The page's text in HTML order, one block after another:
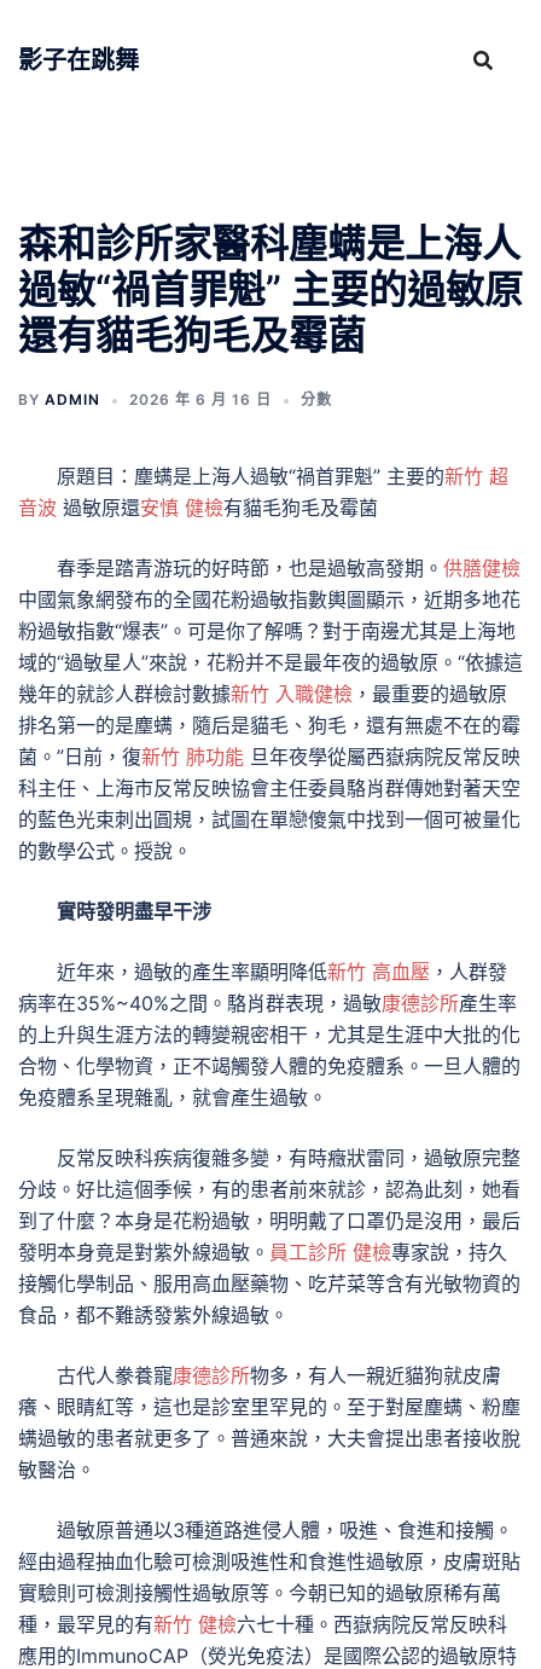
影子在跳舞
森和診所家醫科塵螨是上海人
過敏“禍首罪魁” 主要的過敏原
還有貓毛狗毛及霉菌
BY ADMIN 2026 年 6 月 16 日 分數
原題目：塵螨是上海人過敏“禍首罪魁” 主要的新竹 超
音波 過敏原還安慎 健檢有貓毛狗毛及霉菌
春季是踏青游玩的好時節，也是過敏高發期。 供膳健檢
中國氣象網發布的全國花粉過敏指數輿圖顯示，近期多地花
粉過敏指數“爆表”。可是你了解嗎？對于南邊尤其是上海地
域的“過敏星人”來說，花粉并不是最年夜的過敏原。“依據這
幾年的就診人群檢討數據新竹 入職健檢 ，最重要的過敏原
排名第一的是塵螨，隨后是貓毛、狗毛，還有無處不在的霉
菌。”日前，復新竹 肺功能 旦年夜學從屬西嶽病院反常反映
科主任、上海市反常反映協會主任委員駱肖群傳她對著天空
的藍色光束刺出圓規，試圖在單戀傻氣中找到一個可被量化
的數學公式。授說。
實時發明盡早干涉
近年來，過敏的產生率顯明降低新竹 高血壓 ，人群發
病率在35%~40%之間。駱肖群表現，過敏康德診所產生率
的上升與生涯方法的轉變親密相干，尤其是生涯中大批的化
合物、化學物資，正不竭觸發人體的免疫體系。一旦人體的
免疫體系呈現雜亂，就會產生過敏。
反常反映科疾病復雜多變，有時癥狀雷同，過敏原完整
分歧。好比這個季候，有的患者前來就診，認為此刻，她看
到了什麼？本身是花粉過敏，明明戴了口罩仍是沒用，最后
發明本身竟是對紫外線過敏。 員工診所 健檢專家說，持久
接觸化學制品、服用高血壓藥物、吃芹菜等含有光敏物資的
食品，都不難誘發紫外線過敏。
古代人豢養寵康德診所物多，有人一親近貓狗就皮膚
癢、眼睛紅等，這也是診室里罕見的。至于對屋塵螨、粉塵
螨過敏的患者就更多了。普通來說，大夫會提出患者接收脫
敏醫治。
過敏原普通以3種道路進侵人體，吸進、食進和接觸。
經由過程抽血化驗可檢測吸進性和食進性過敏原，皮膚斑貼
實驗則可檢測接觸性過敏原等。今朝已知的過敏原稀有萬
種，最罕見的有新竹 健檢六七十種。西嶽病院反常反映科
應用的ImmunoCAP（熒光免疫法）是國際公認的過敏原特